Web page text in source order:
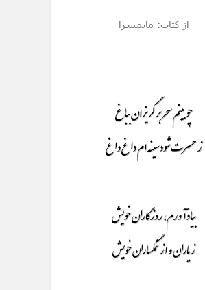
از کتاب: ماتمسرا
چو بینم سحر بر گریزان بباغ
ز حسرت شود سینه ام داغ داغ
بیاد آورم، روزگاران خویش
ز یاران و از غمگساران خویش